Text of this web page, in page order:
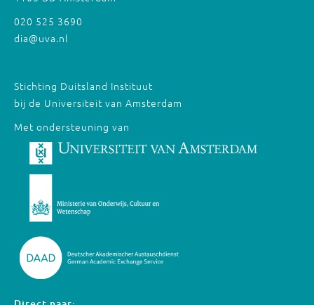
020 525 3690
dia@uva.nl
Stichting Duitsland Instituut
bij de Universiteit van Amsterdam
Met ondersteuning van